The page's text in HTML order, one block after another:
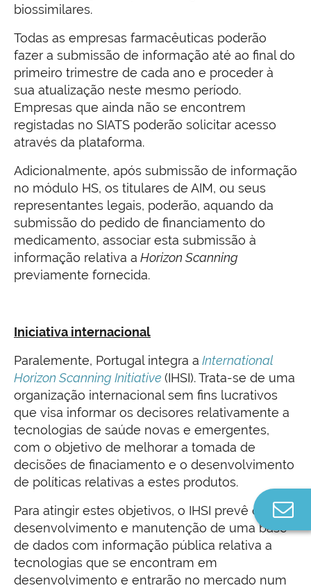
biossimilares.
Todas as empresas farmacêuticas poderão
fazer a submissão de informação até ao final do
primeiro trimestre de cada ano e proceder à
sua atualização neste mesmo período.
Empresas que ainda não se encontrem
registadas no SIATS poderão solicitar acesso
através da plataforma.
Adicionalmente, após submissão de informação
no módulo HS, os titulares de AIM, ou seus
representantes legais, poderão, aquando da
submissão do pedido de financiamento do
medicamento, associar esta submissão à
informação relativa a Horizon Scanning
previamente fornecida.
Iniciativa internacional
Paralemente, Portugal integra a International
Horizon Scanning Initiative (IHSI). Trata-se de uma
organização internacional sem fins lucrativos
que visa informar os decisores relativamente a
tecnologias de saúde novas e emergentes,
com o objetivo de melhorar a tomada de
decisões de finaciamento e o desenvolvimento
de políticas relativas a estes produtos.
Para atingir estes objetivos, o IHSI prevê o
desenvolvimento e manutenção de uma base
de dados com informação pública relativa a
tecnologias que se encontram em
desenvolvimento e entrarão no mercado num